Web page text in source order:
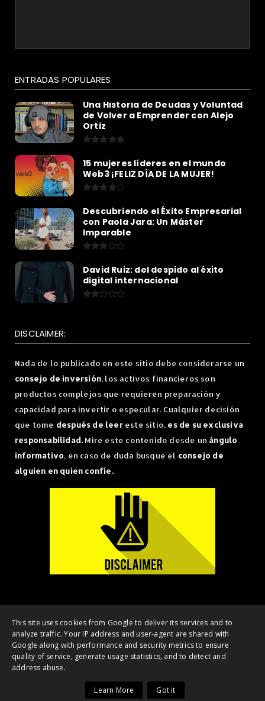
ENTRADAS POPULARES
Una Historia de Deudas y Voluntad
de Volver a Emprender con Alejo
Ortiz
15 mujeres líderes en el mundo
Web3 ¡FELIZ DÍA DE LA MUJER!
Descubriendo el Éxito Empresarial
con Paola Jara: Un Máster
Imparable
David Ruiz: del despido al éxito
digital internacional
DISCLAIMER:
Nada de lo publicado en este sitio debe considerarse un
consejo de inversión, los activos financieros son
productos complejos que requieren preparación y
capacidad para invertir o especular. Cualquier decisión
que tome después de leereste sitio, es de su exclusiva
responsabilidad. Mire este contenido desde un ángulo
informativo, en caso de duda busque el consejo de
alguien en quien confíe.
Copyright © 2026 | OnlyCrypto - Noticias Bitcoin, Ethereum y NFT's |
All Rights Reserved
Home
DMCA Contacto
This site uses cookies from Google to deliver its services and to
analyze traffic. Your IP address and user-agent are shared with
Google along with performance and security metrics to ensure
quality of service, generate usage statistics, and to detect and
address abuse.
Learn More Got it